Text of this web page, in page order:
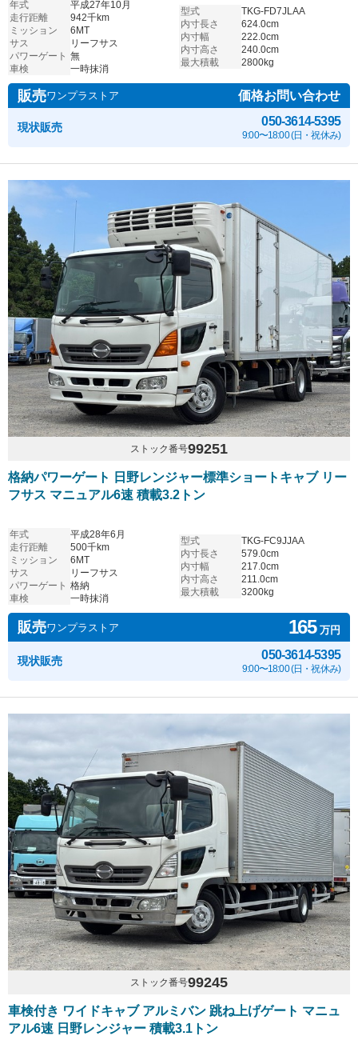
年式
平成27年10月
走行距離
942千km
ミッション
6MT
サス
リーフサス
パワーゲート 無
車検
一時抹消
型式
TKG-FD7JLAA
内寸長さ
624.0cm
内寸幅
222.0cm
内寸高さ
240.0cm
最大積載
2800kg
販売ワンプラストア 価格お問い合わせ
現状販売 050-3614-5395
9:00〜18:00 (日・祝休み)
ストック番号99251
格納パワーゲート 日野レンジャー標準ショートキャブ リー
フサス マニュアル6速 積載3.2トン
年式
平成28年6月
走行距離
500千km
ミッション
6MT
サス
リーフサス
パワーゲート 格納
車検
一時抹消
型式
TKG-FC9JJAA
内寸長さ
579.0cm
内寸幅
217.0cm
内寸高さ
211.0cm
最大積載
3200kg
販売ワンプラストア 165万円
現状販売 050-3614-5395
9:00〜18:00 (日・祝休み)
ストック番号99245
車検付き ワイドキャブ アルミバン 跳ね上げゲート マニュ
アル6速 日野レンジャー 積載3.1トン